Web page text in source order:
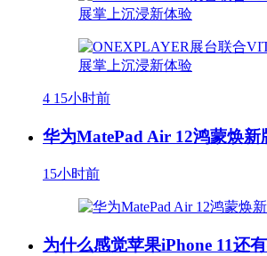
4 15小时前
华为MatePad Air 12鸿蒙焕新
15小时前
为什么感觉苹果iPhone 11还